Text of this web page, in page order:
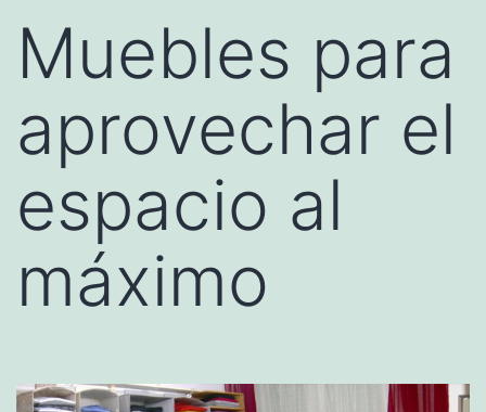
Muebles para
aprovechar el
espacio al
máximo